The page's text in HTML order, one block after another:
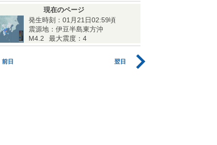
現在のページ
発生時刻：01月21日02:59頃
震源地：伊豆半島東方沖
M4.2
最大震度：4
前日 翌日